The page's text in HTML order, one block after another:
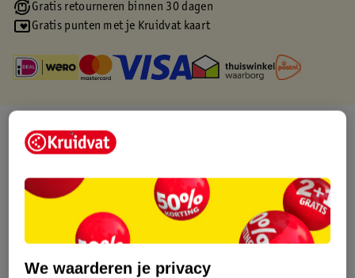
Gratis retourneren binnen 30 dagen
Gratis punten met je Kruidvat kaart
Over dit product
Etiketinformatie
Nature Impact Score
We waarderen je privacy